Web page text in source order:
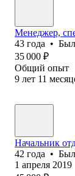
Менеджер,
43 года • Был
35 000 ₽
Общий опыт
9 лет 11
Начальник
42 года •
1 апреля 2019